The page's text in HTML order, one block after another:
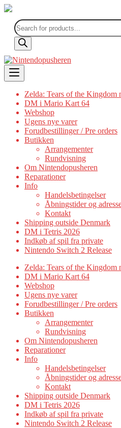
Products
search
Skip
to
content
Zelda: Tears of the Kingdom
DM i Mario Kart 64
Webshop
Ugens nye varer
Forudbestillinger / Pre orders
Butikken
Arrangementer
Rundvisning
Om Nintendopusheren
Reparationer
Info
Handelsbetingelser
Åbningstider og
Kontakt
Shipping outside Denmark
DM i Tetris 2026
Indkøb af spil fra private
Nintendo Switch 2 Release
Zelda: Tears of the Kingdom
DM i Mario Kart 64
Webshop
Ugens nye varer
Forudbestillinger / Pre orders
Butikken
Arrangementer
Rundvisning
Om Nintendopusheren
Reparationer
Info
Handelsbetingelser
Åbningstider og
Kontakt
Shipping outside Denmark
DM i Tetris 2026
Indkøb af spil fra private
Nintendo Switch 2 Release